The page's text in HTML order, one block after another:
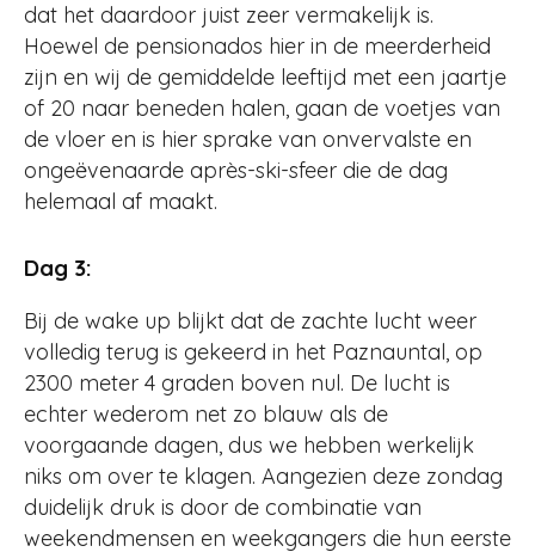
dat het daardoor juist zeer vermakelijk is.
Hoewel de pensionados hier in de meerderheid
zijn en wij de gemiddelde leeftijd met een jaartje
of 20 naar beneden halen, gaan de voetjes van
de vloer en is hier sprake van onvervalste en
ongeëvenaarde après-ski-sfeer die de dag
helemaal af maakt.
Dag 3:
Bij de wake up blijkt dat de zachte lucht weer
volledig terug is gekeerd in het Paznauntal, op
2300 meter 4 graden boven nul. De lucht is
echter wederom net zo blauw als de
voorgaande dagen, dus we hebben werkelijk
niks om over te klagen. Aangezien deze zondag
duidelijk druk is door de combinatie van
weekendmensen en weekgangers die hun eerste